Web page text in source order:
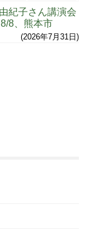
紀子さん講演会
8、熊本市
2026年7月31日